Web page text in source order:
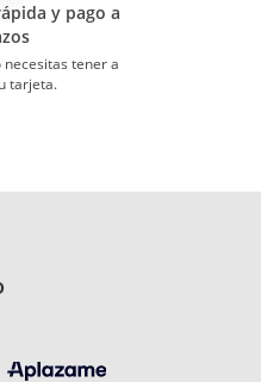
y pago a
necesitas tener a
tarjeta.